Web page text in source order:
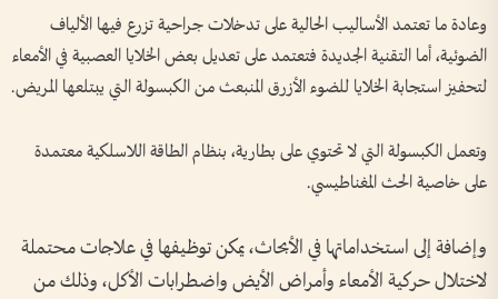
وعادة ما تعتمد الأساليب الحالية على تدخلات جراحية تزرع فيها الألياف
الضوئية، أما التقنية الجديدة فتعتمد على تعديل بعض الخلايا العصبية في الأمعاء
لتحفيز استجابة الخلايا للضوء الأزرق المنبعث من الكبسولة التي يبتلعها المريض.
وتعمل الكبسولة التي لا تحتوي على بطارية، بنظام الطاقة اللاسلكية معتمدة
على خاصية الحث المغناطيسي.
وإضافة إلى استخداماتها في الأبحاث، يمكن توظيفها في علاجات محتملة
لاختلال حركية الأمعاء وأمراض الأيض واضطرابات الأكل، وذلك من